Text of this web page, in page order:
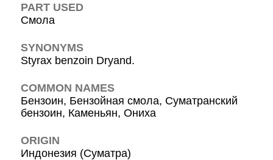
PART USED
Смола
SYNONYMS
Styrax benzoin Dryand.
COMMON NAMES
Бензоин, Бензойная смола, Суматранский
бензоин, Каменьян, Ониха
ORIGIN
Индонезия (Суматра)